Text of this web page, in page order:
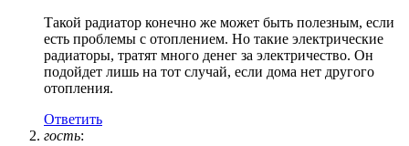
Такой радиатор конечно же может быть полезным, если
есть проблемы с отоплением. Но такие электрические
радиаторы, тратят много денег за электричество. Он
подойдет лишь на тот случай, если дома нет другого
отопления.
Ответить
гость: